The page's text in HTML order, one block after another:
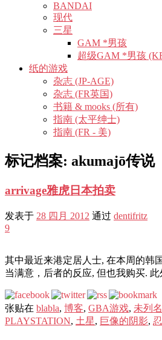
BANDAI
现代
三星
GAM *男孩
超级GAM *男孩
纸的游戏
杂志 (JP-AGE)
杂志 (FR英国)
书籍 & mooks (所有)
指南 (太平绅士)
指南 (FR - 美)
标记档案: akumajō传说
arrivage雅虎日本拍卖
发表于 28 四月 2012 通过 dentifritz
9
其中最近来港定居人士, 在本周的韩
当满意，后者的反应, 但也我购买.
张贴在 blabla, 博客, GBA游戏, 未列
PLAYSTATION, 土星, 巨像的阴影,